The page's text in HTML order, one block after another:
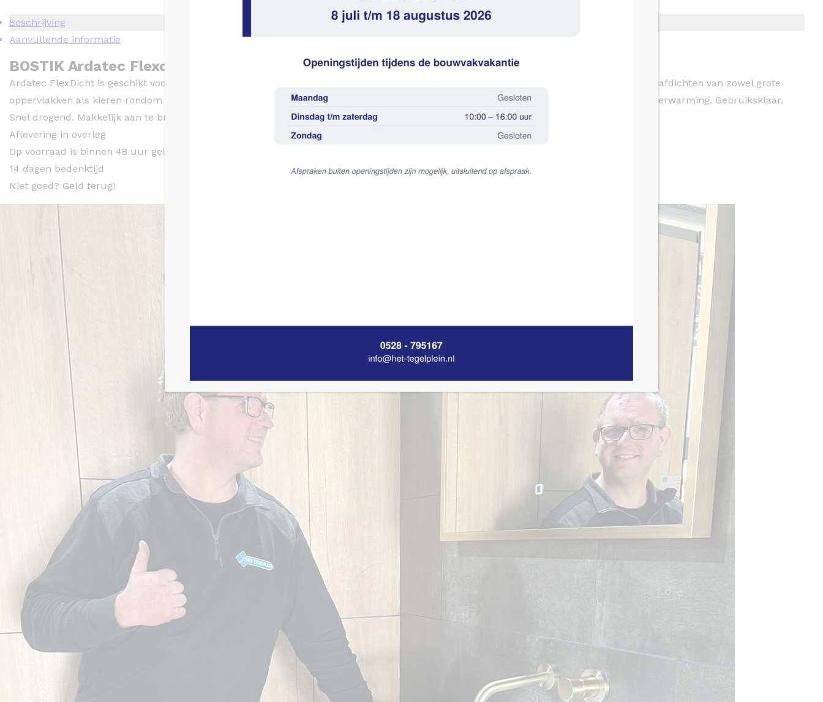
Beschrijving
Aanvullende informatie
BOSTIK Ardatec Flexdicht Megapack 5 kg
Ardatec FlexDicht is geschikt voor het afdichten van wand en vloer, is vochtbestendig en geschikt voor “natte ruimten”. Geschikt voor het afdichten van zowel grote
oppervlakken als kieren rondom leidingdoorvoeren en afvoerputten. Tevens te gebruiken als kimpasta i.c.m. Ardatape. Geschikt op vloerverwarming. Gebruiksklaar.
Snel drogend. Makkelijk aan te brengen. Verbruik: 1,2-1,5 kg/m2, afhankelijk van oppervlak en zuigkracht.
Aflevering in overleg
Op voorraad is binnen 48 uur geleverd
14 dagen bedenktijd
Niet goed? Geld terug!